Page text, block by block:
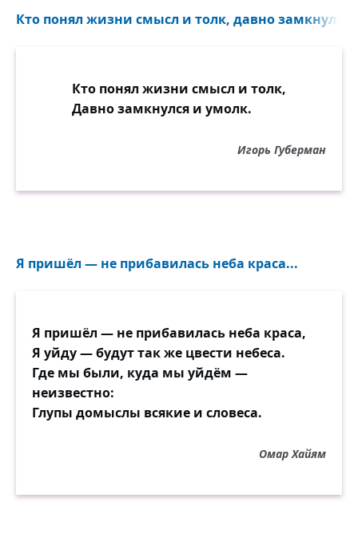
Кто понял жизни смысл и толк, давно замкнулся
Кто понял жизни смысл и толк,
Давно замкнулся и умолк.
Игорь Губерман
Я пришёл — не прибавилась неба краса...
Я пришёл — не прибавилась неба краса,
Я уйду — будут так же цвести небеса.
Где мы были, куда мы уйдём —
неизвестно:
Глупы домыслы всякие и словеса.
Омар Хайям